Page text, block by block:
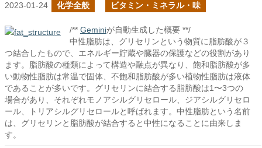
2023-01-24 化学全般 ビタミン・ミネラル・味
/** Geminiが自動生成した概要 **/
中性脂肪は、グリセリンという物質に脂肪酸が３
つ結合したもので、エネルギー貯蔵や臓器の保護などの役割があり
ます。脂肪酸の種類によって構造や融点が異なり、飽和脂肪酸が多
い動物性脂肪は常温で固体、不飽和脂肪酸が多い植物性脂肪は液体
であることが多いです。グリセリンに結合する脂肪酸は1〜3つの
場合があり、それぞれモノアシルグリセロール、ジアシルグリセロ
ール、トリアシルグリセロールと呼ばれます。中性脂肪という名前
は、グリセリンと脂肪酸が結合すると中性になることに由来しま
す。